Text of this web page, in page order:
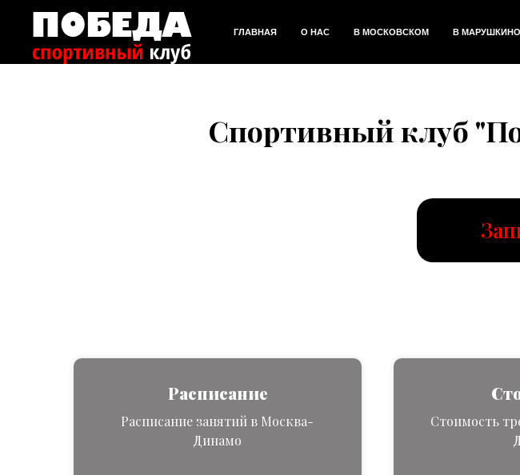
ГЛАВНАЯ О НАС В МОСКОВСКОМ В МАРУШКИНО
Спортивный клуб
Расписание
Расписание занятий в Москва-
Динамо
Стоимость